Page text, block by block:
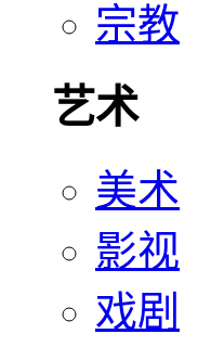
宗教
艺术
美术
影视
戏剧